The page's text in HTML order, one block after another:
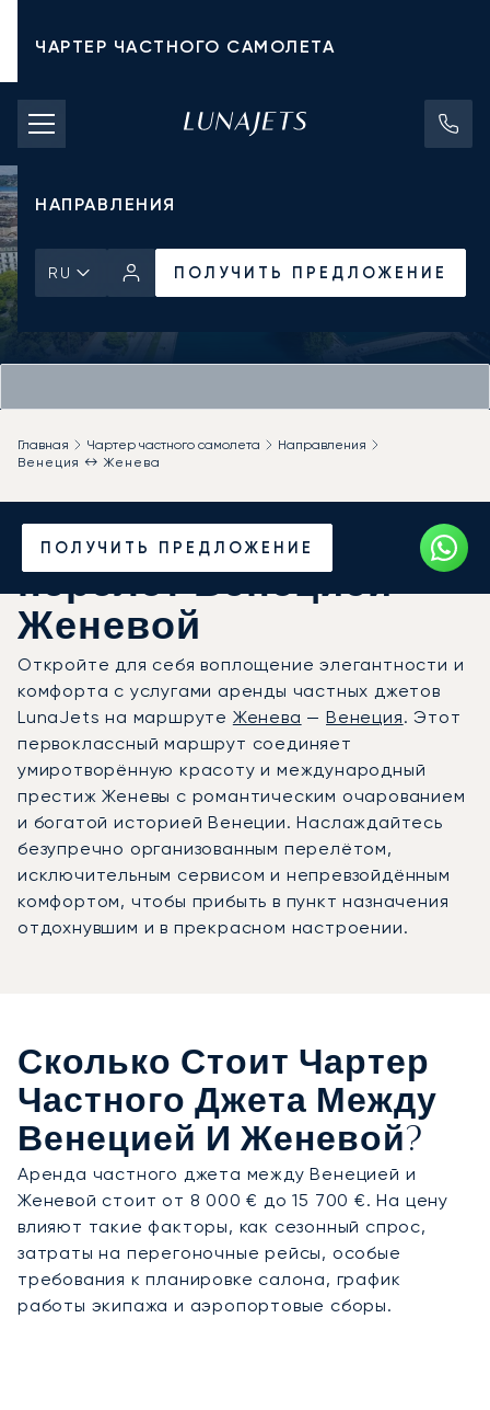
ЧАРТЕР ЧАСТНОГО САМОЛЕТА
СТОИМОСТЬ ЧАРТЕРА
ЧАСТНЫЕ САМОЛЕТЫ
НАПРАВЛЕНИЯ
RU ПОЛУЧИТЬ ПРЕДЛОЖЕНИЕ
ПОЛУЧИТЬ ПРЕДЛОЖЕНИЕ
Главная Чартер частного самолета
Направления
Венеция ↔ Женева
Закажите частный
перелёт Венецией —
Женевой
Откройте для себя воплощение элегантности и
комфорта с услугами аренды частных джетов
LunaJets на маршруте Женева —Венеция. Этот
первоклассный маршрут соединяет
умиротворённую красоту и международный
престиж Женевы с романтическим очарованием
и богатой историей Венеции. Наслаждайтесь
безупречно организованным перелётом,
исключительным сервисом и непревзойдённым
комфортом, чтобы прибыть в пункт назначения
отдохнувшим и в прекрасном настроении.
Сколько Стоит Чартер
Частного Джета Между
Венецией И Женевой?
Аренда частного джета между Венецией и
Женевой стоит от 8 000 € до 15 700 €. На цену
влияют такие факторы, как сезонный спрос,
затраты на перегоночные рейсы, особые
требования к планировке салона, график
работы экипажа и аэропортовые сборы.